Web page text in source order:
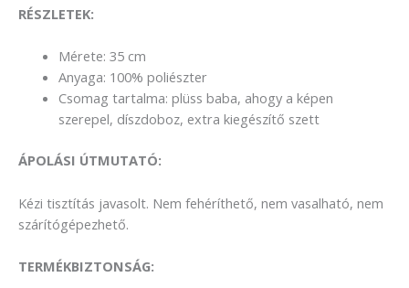
RÉSZLETEK:
Mérete: 35 cm
Anyaga: 100% poliészter
Csomag tartalma: plüss baba, ahogy a képen
szerepel, díszdoboz, extra kiegészítő szett
ÁPOLÁSI ÚTMUTATÓ:
Kézi tisztítás javasolt. Nem fehéríthető, nem vasalható, nem
szárítógépezhető.
TERMÉKBIZTONSÁG: